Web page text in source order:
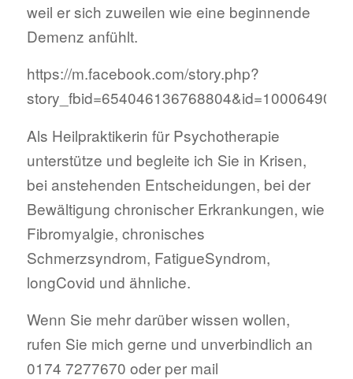
weil er sich zuweilen wie eine beginnende
Demenz anfühlt.
https://m.facebook.com/story.php?
Als Heilpraktikerin für Psychotherapie
unterstütze und begleite ich Sie in Krisen,
bei anstehenden Entscheidungen, bei der
Bewältigung chronischer Erkrankungen, wie
Fibromyalgie, chronisches
Schmerzsyndrom, FatigueSyndrom,
longCovid und ähnliche.
Wenn Sie mehr darüber wissen wollen,
rufen Sie mich gerne und unverbindlich an
0174 7277670 oder per mail